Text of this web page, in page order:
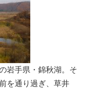
岩手県・錦秋湖。そ
を通り過ぎ、草井